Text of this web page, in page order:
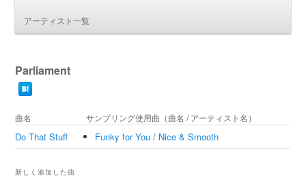
アーティスト一覧
Parliament
曲名 サンプリング使用曲（曲名 / アーティスト名）
Do That Stuff Funky for You / Nice & Smooth
新しく追加した曲